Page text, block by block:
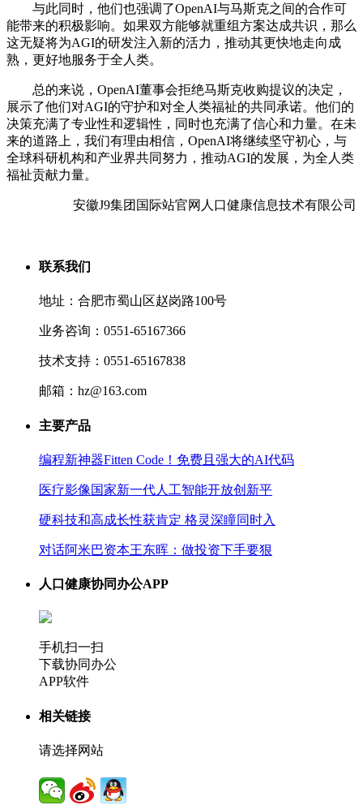
与此同时，他们也强调了OpenAI与马斯克之间的合作可
能带来的积极影响。如果双方能够就重组方案达成共识，那么
这无疑将为AGI的研发注入新的活力，推动其更快地走向成
熟，更好地服务于全人类。
总的来说，OpenAI董事会拒绝马斯克收购提议的决定，
展示了他们对AGI的守护和对全人类福祉的共同承诺。他们的
决策充满了专业性和逻辑性，同时也充满了信心和力量。在未
来的道路上，我们有理由相信，OpenAI将继续坚守初心，与
全球科研机构和产业界共同努力，推动AGI的发展，为全人类
福祉贡献力量。
安徽J9集团国际站官网人口健康信息技术有限公司
联系我们
地址：合肥市蜀山区赵岗路100号
业务咨询：0551-65167366
技术支持：0551-65167838
邮箱：hz@163.com
主要产品
编程新神器Fitten Code！免费且强大的AI代码
医疗影像国家新一代人工智能开放创新平
硬科技和高成长性获肯定 格灵深瞳同时入
对话阿米巴资本王东晖：做投资下手要狠
人口健康协同办公APP
手机扫一扫
下载协同办公
APP软件
相关链接
请选择网站